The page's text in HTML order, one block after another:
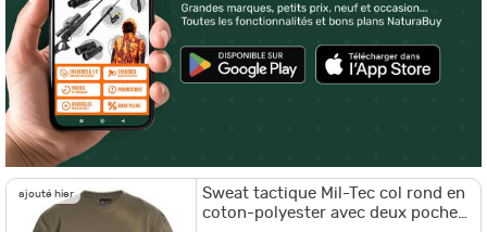
ajouté hier
Sweat tactique Mil-Tec col rond en
coton-polyester avec deux poches